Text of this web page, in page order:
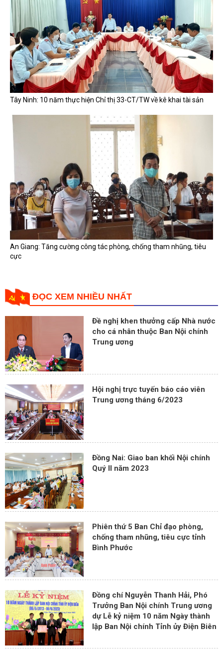
Tây Ninh: 10 năm thực hiện Chỉ thị 33-CT/TW về kê khai tài sản
An Giang: Tăng cường công tác phòng, chống tham nhũng, tiêu
cực
ĐỌC XEM NHIỀU NHẤT
Đề nghị khen thưởng cấp Nhà nước
cho cá nhân thuộc Ban Nội chính
Trung ương
Hội nghị trực tuyến báo cáo viên
Trung ương tháng 6/2023
Đồng Nai: Giao ban khối Nội chính
Quý II năm 2023
Phiên thứ 5 Ban Chỉ đạo phòng,
chống tham nhũng, tiêu cực tỉnh
Bình Phước
Đồng chí Nguyễn Thanh Hải, Phó
Trưởng Ban Nội chính Trung ương
dự Lễ kỷ niệm 10 năm Ngày thành
lập Ban Nội chính Tỉnh ủy Điện Biên